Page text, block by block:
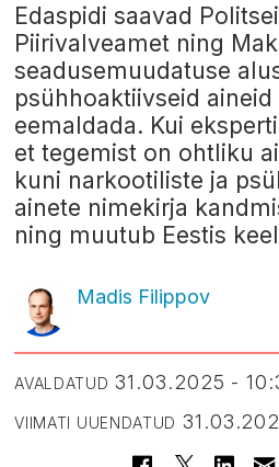
Edaspidi saavad
Piirivalveamet ning
seadusemuudatuse
psühhoaktiivseid
eemaldada. Kui
et tegemist on ohtliku
kuni narkootiliste ja
ainete nimekirja
ning muutub Eestis
Madis Filippov
AVALDATUD 31.03.2025 -
VIIMATI UUENDATUD